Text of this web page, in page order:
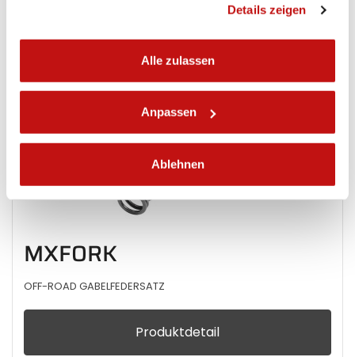
Details zeigen
Alle zulassen
Anpassen
Ablehnen
MXFORK
OFF-ROAD GABELFEDERSATZ
Produktdetail